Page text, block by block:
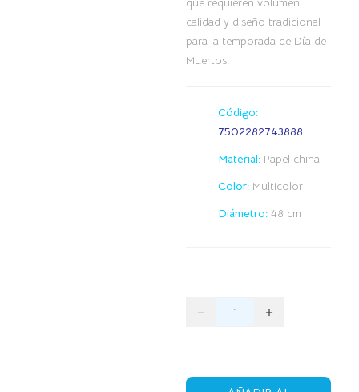
calidad y diseño tradicional
para la temporada de Día de
Muertos.
Código:
7502282743888
Material: Papel china
Color: Multicolor
Diámetro:48 cm